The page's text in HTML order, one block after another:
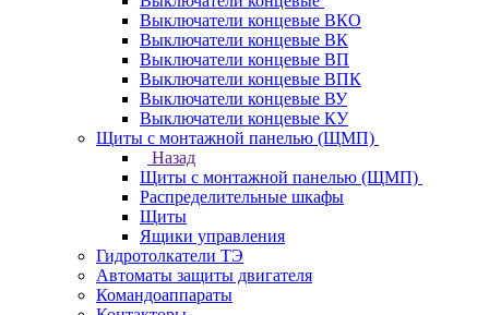
Выключатели концевые ВКО
Выключатели концевые ВК
Выключатели концевые ВП
Выключатели концевые ВПК
Выключатели концевые ВУ
Выключатели концевые КУ
Щиты с монтажной панелью (ЩМП)
Назад
Щиты с монтажной панелью (ЩМП)
Распределительные шкафы
Щиты
Ящики управления
Гидротолкатели ТЭ
Автоматы защиты двигателя
Командоаппараты